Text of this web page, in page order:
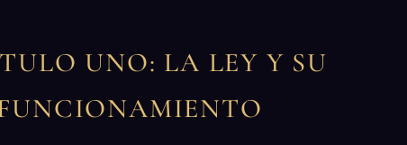
UNO: LA LEY Y SU